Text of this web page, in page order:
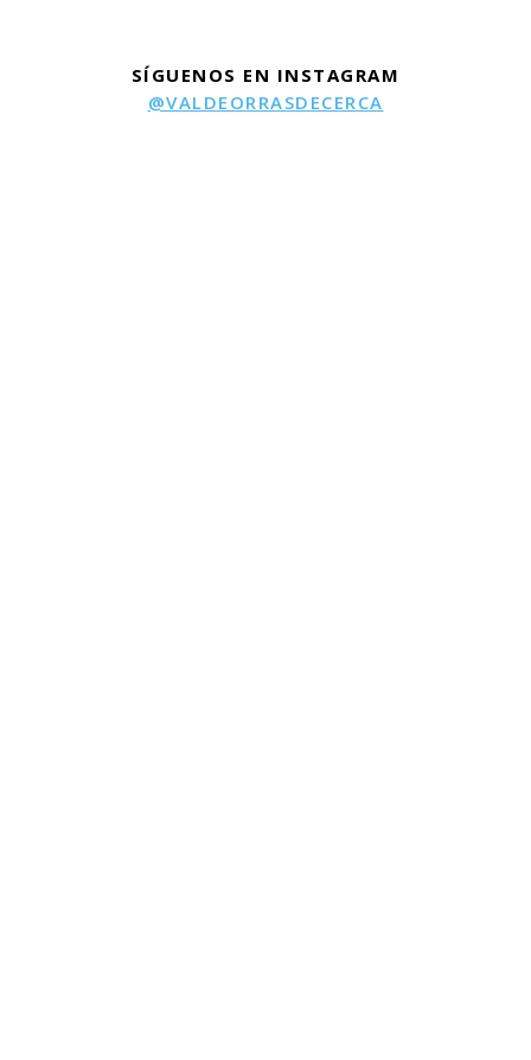
SÍGUENOS EN INSTAGRAM
@VALDEORRASDECERCA